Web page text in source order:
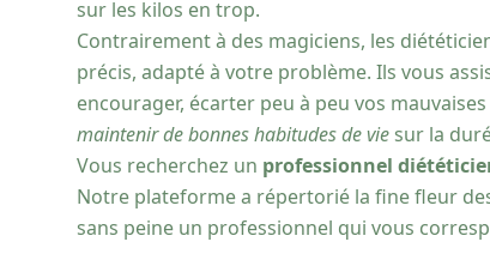
sur les kilos en trop.
Contrairement à des magiciens, les
précis, adapté à votre problème. Ils vous
encourager, écarter peu à peu vos
maintenir de bonnes habitudes de vie sur la
Vous recherchez un professionnel
Notre plateforme a répertorié la fine fleur
sans peine un professionnel qui vous